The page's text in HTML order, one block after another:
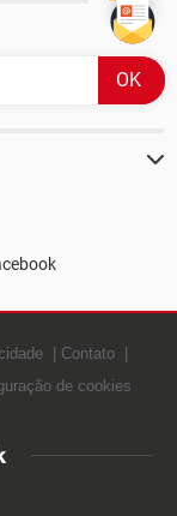
Contato
de cookies